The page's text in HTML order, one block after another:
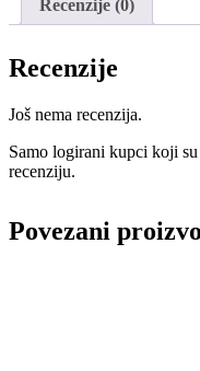
26cm
Recenzije (0)
Recenzije
Još nema recenzija.
Samo logirani kupci koji
recenziju.
Povezani